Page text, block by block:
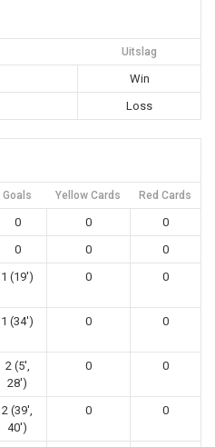
Uitslag
Win
Loss
Goals Yellow Cards Red Cards
0 0 0
0 0 0
1 (19') 0 0
1 (34') 0 0
2 (5',
28')
0 0
2 (39',
40')
0 0